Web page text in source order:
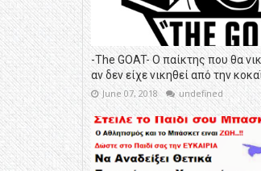
-The GOAT- Ο παίκτης που θα
αν δεν είχε νικηθεί από την
June 07, 2018 undefined